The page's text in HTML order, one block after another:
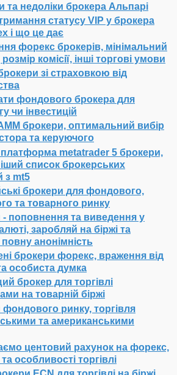
та недоліки брокера Альпарі
статусу VIP у брокера
і що це дає
форекс брокерів, мінімальний
комісії, інші торгові умови
зі страховкою від
фондового брокера для
чи інвестицій
брокери, оптимальний вибір
та керуючого
metatrader 5 брокери,
список брокерських
з mt5
брокери для фондового,
та товарного ринку
- поповнення та виведення у
заробляй на біржі та
повну анонімність
брокери форекс, враження від
особиста думка
брокер для торгівлі
на товарній біржі
фондового ринку, торгівля
та американськими
центовий рахунок на форекс,
особливості торгівлі